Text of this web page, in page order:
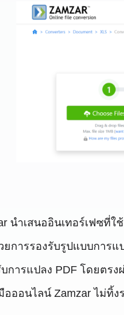
นำเสนออินเทอร์เฟซที่
ยการรองรับรูปแบบการแ
การแปลง PDF โดยตรง
อออนไลน์ Zamzar ไม่ทิ้